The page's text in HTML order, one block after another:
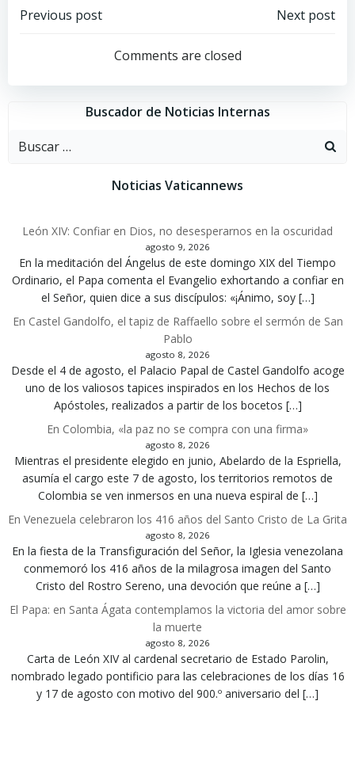
Navegación
las
entradas
Previous post
Navegación
por
las
Next post
Comments are closed
Buscador de Noticias Internas
Buscar:
Noticias Vaticannews
León XIV: Confiar en Dios, no desesperarnos en la oscuridad
agosto 9, 2026
En la meditación del Ángelus de este domingo XIX del Tiempo
Ordinario, el Papa comenta el Evangelio exhortando a confiar en
el Señor, quien dice a sus discípulos: «¡Ánimo, soy […]
En Castel Gandolfo, el tapiz de Raffaello sobre el sermón de San
Pablo
agosto 8, 2026
Desde el 4 de agosto, el Palacio Papal de Castel Gandolfo acoge
uno de los valiosos tapices inspirados en los Hechos de los
Apóstoles, realizados a partir de los bocetos […]
En Colombia, «la paz no se compra con una firma»
agosto 8, 2026
Mientras el presidente elegido en junio, Abelardo de la Espriella,
asumía el cargo este 7 de agosto, los territorios remotos de
Colombia se ven inmersos en una nueva espiral de […]
En Venezuela celebraron los 416 años del Santo Cristo de La Grita
agosto 8, 2026
En la fiesta de la Transfiguración del Señor, la Iglesia venezolana
conmemoró los 416 años de la milagrosa imagen del Santo
Cristo del Rostro Sereno, una devoción que reúne a […]
El Papa: en Santa Ágata contemplamos la victoria del amor sobre
la muerte
agosto 8, 2026
Carta de León XIV al cardenal secretario de Estado Parolin,
nombrado legado pontificio para las celebraciones de los días 16
y 17 de agosto con motivo del 900.º aniversario del […]